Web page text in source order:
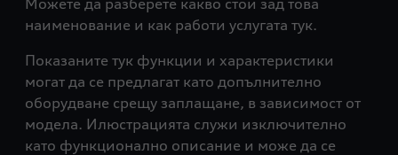
Можете да разберете какво стои зад това
наименование и как работи услугата тук.
Показаните тук функции и характеристики
могат да се предлагат като допълнително
оборудване срещу заплащане, в зависимост от
модела. Илюстрацията служи изключително
като функционално описание и може да се